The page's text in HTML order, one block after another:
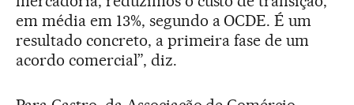
em média em 13%, segundo a OCDE. É um
resultado concreto, a primeira fase de um
acordo comercial”, diz.